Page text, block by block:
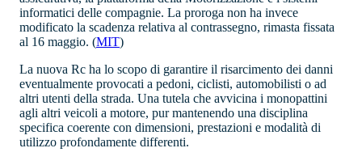
informatici delle compagnie. La proroga non ha invece
modificato la scadenza relativa al contrassegno, rimasta fissata
al 16 maggio. (MIT⁠)
La nuova Rc ha lo scopo di garantire il risarcimento dei danni
eventualmente provocati a pedoni, ciclisti, automobilisti o ad
altri utenti della strada. Una tutela che avvicina i monopattini
agli altri veicoli a motore, pur mantenendo una disciplina
specifica coerente con dimensioni, prestazioni e modalità di
utilizzo profondamente differenti.